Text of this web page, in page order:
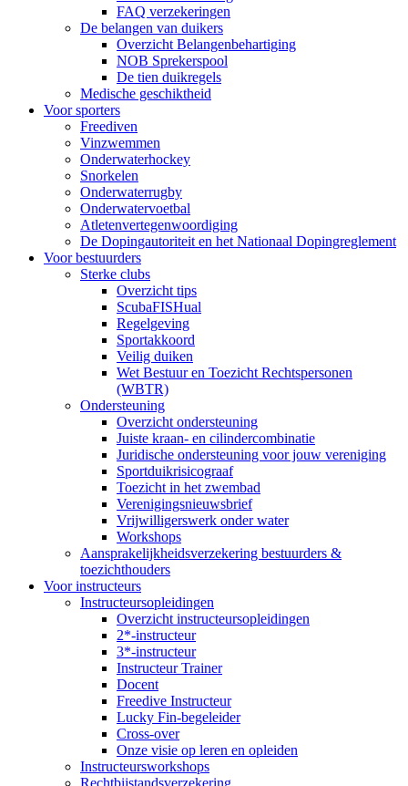
FAQ verzekeringen
De belangen van duikers
Overzicht Belangenbehartiging
NOB Sprekerspool
De tien duikregels
Medische geschiktheid
Voor sporters
Freediven
Vinzwemmen
Onderwaterhockey
Snorkelen
Onderwaterrugby
Onderwatervoetbal
Atletenvertegenwoordiging
De Dopingautoriteit en het Nationaal Dopingreglement
Voor bestuurders
Sterke clubs
Overzicht tips
ScubaFISHual
Regelgeving
Sportakkoord
Veilig duiken
Wet Bestuur en Toezicht Rechtspersonen
(WBTR)
Ondersteuning
Overzicht ondersteuning
Juiste kraan- en cilindercombinatie
Juridische ondersteuning voor jouw vereniging
Sportduikrisicograaf
Toezicht in het zwembad
Verenigingsnieuwsbrief
Vrijwilligerswerk onder water
Workshops
Aansprakelijkheidsverzekering bestuurders &
toezichthouders
Voor instructeurs
Instructeursopleidingen
Overzicht instructeursopleidingen
2*-instructeur
3*-instructeur
Instructeur Trainer
Docent
Freedive Instructeur
Lucky Fin-begeleider
Cross-over
Onze visie op leren en opleiden
Instructeursworkshops
Rechtbijstandsverzekering